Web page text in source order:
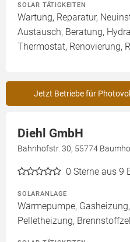
SOLAR TÄTIGKEITEN
Wartung, Reparatur,
Austausch, Beratung,
Thermostat, Renovierung,
Jetzt Betriebe für
Diehl GmbH
Bahnhofstr. 30, 55774
0 Sterne aus 9
SOLARANLAGE
Wärmepumpe,
Pelletheizung,